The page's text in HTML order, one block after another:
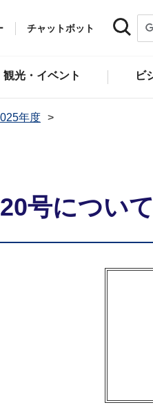
チャットボット
観光・イベント ビ
年度
号について